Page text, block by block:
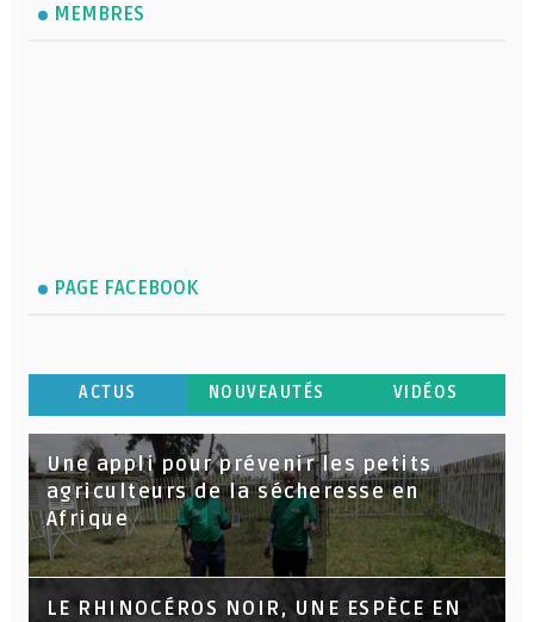
MEMBRES
PAGE FACEBOOK
ACTUS NOUVEAUTÉS VIDÉOS
Une appli pour prévenir les petits
agriculteurs de la sécheresse en
Afrique
LE RHINOCÉROS NOIR, UNE ESPÈCE EN